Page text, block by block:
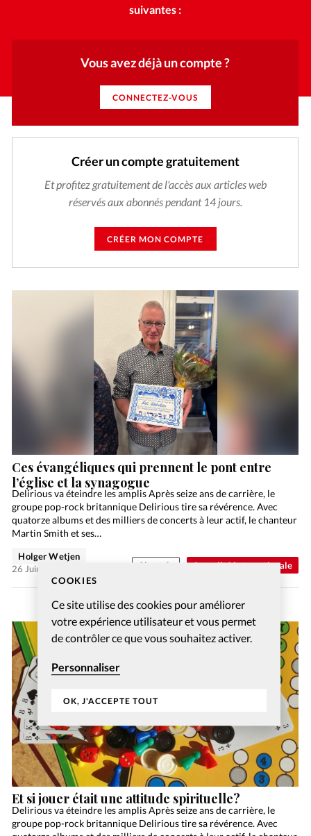
COOKIES
Ce site utilise des cookies pour améliorer
votre expérience utilisateur et vous permet
de contrôler ce que vous souhaitez activer.
Personnaliser
OK, J'ACCEPTE TOUT
suivantes :
Vous avez déjà un compte ?
CONNECTEZ-VOUS
Créer un compte gratuitement
Et profitez gratuitement de l'accès aux articles web
réservés aux abonnés pendant 14 jours.
CRÉER MON COMPTE
Actualité internationale
Ces évangéliques qui prennent le pont entre
l’église et la synagogue
Delirious va éteindre les amplis Après seize ans de carrière, le
groupe pop-rock britannique Delirious tire sa révérence. Avec
quatorze albums et des milliers de concerts à leur actif, le chanteur
Martin Smith et ses…
Holger Wetjen
26 Juin 2026
Abonnés
Et si jouer était une attitude spirituelle?
Delirious va éteindre les amplis Après seize ans de carrière, le
groupe pop-rock britannique Delirious tire sa révérence. Avec